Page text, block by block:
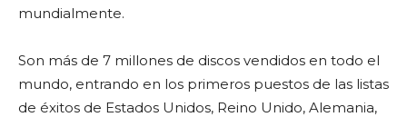
mundialmente.
Son más de 7 millones de discos vendidos en todo el
mundo, entrando en los primeros puestos de las listas
de éxitos de Estados Unidos, Reino Unido, Alemania,